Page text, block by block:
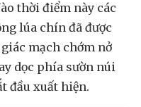
thời điểm này các
lúa chín đã được
mạch chớm nở
dọc phía sườn núi
đầu xuất hiện.